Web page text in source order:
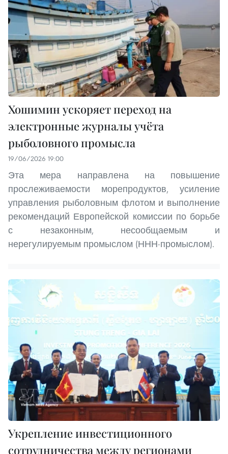
Хошимин ускоряет переход на
электронные журналы учёта
рыболовного промысла
19/06/2026 19:00
Эта мера направлена на повышение
прослеживаемости морепродуктов, усиление
управления рыболовным флотом и выполнение
рекомендаций Европейской комиссии по борьбе
с незаконным, несообщаемым и
нерегулируемым промыслом (ННН-промыслом).
Укрепление инвестиционного
сотрудничества между регионами